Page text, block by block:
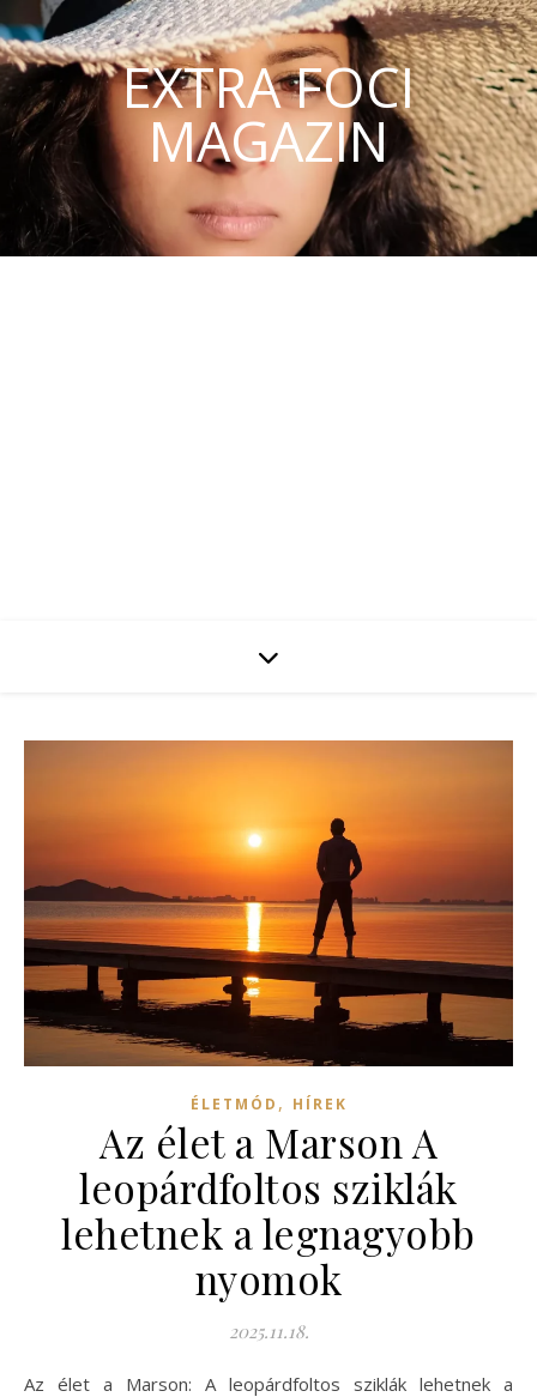
EXTRA FOCI
MAGAZIN
ÉLETMÓD , HÍREK
Az élet a Marson A
leopárdfoltos sziklák
lehetnek a legnagyobb
nyomok
2025.11.18.
Az élet a Marson: A leopárdfoltos sziklák lehetnek a